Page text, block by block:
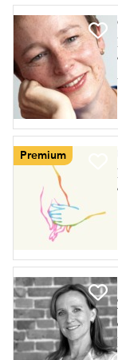
Premium